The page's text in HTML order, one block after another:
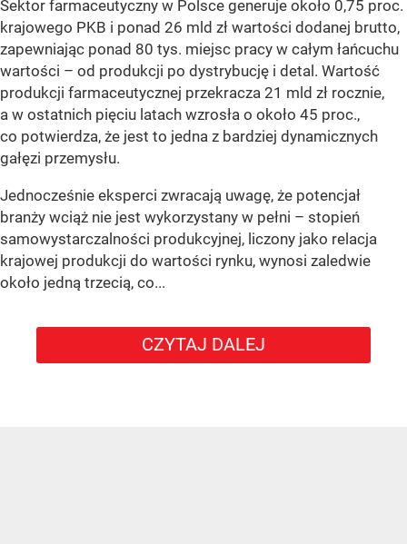
Sektor farmaceutyczny w Polsce generuje około 0,75 proc.
krajowego PKB i ponad 26 mld zł wartości dodanej brutto,
zapewniając ponad 80 tys. miejsc pracy w całym łańcuchu
wartości – od produkcji po dystrybucję i detal. Wartość
produkcji farmaceutycznej przekracza 21 mld zł rocznie,
a w ostatnich pięciu latach wzrosła o około 45 proc.,
co potwierdza, że jest to jedna z bardziej dynamicznych
gałęzi przemysłu.
Jednocześnie eksperci zwracają uwagę, że potencjał
branży wciąż nie jest wykorzystany w pełni – stopień
samowystarczalności produkcyjnej, liczony jako relacja
krajowej produkcji do wartości rynku, wynosi zaledwie
około jedną trzecią, co...
CZYTAJ DALEJ